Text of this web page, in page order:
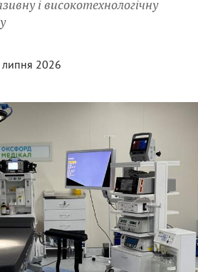
і високотехнологічну
2026